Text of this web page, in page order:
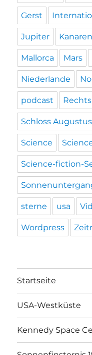
Gerst
Jupiter Kanaren
Mallorca Mars
Niederlande
podcast
Schloss
Science
Science-fiction-
sterne usa
Wordpress
Startseite
USA-Westküste
Kennedy Space